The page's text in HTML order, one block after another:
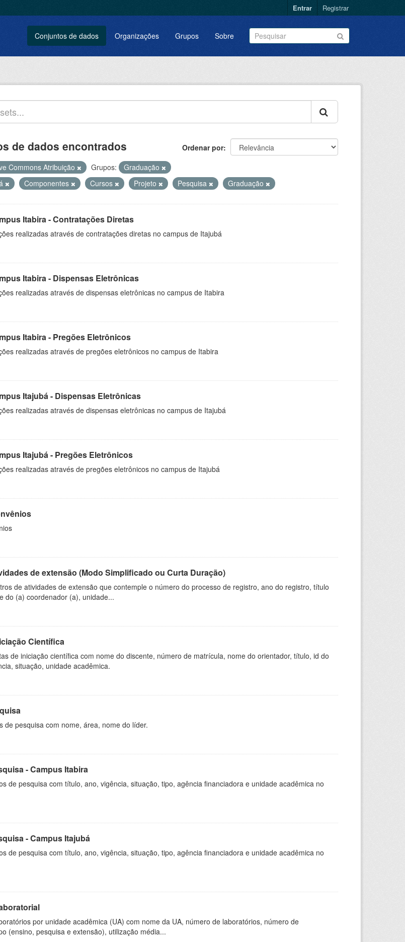
Entrar Registrar
Conjuntos de dados Organizações Grupos Sobre
Ordenar por
de dados encontrados
Commons Atribuição Grupos:
Graduação
Componentes Cursos Projeto Pesquisa Graduação
Itabira - Contratações Diretas
realizadas através de contratações diretas no campus de Itajubá
Itabira - Dispensas Eletrônicas
realizadas através de dispensas eletrônicas no campus de Itabira
Itabira - Pregões Eletrônicos
realizadas através de pregões eletrônicos no campus de Itabira
Itajubá - Dispensas Eletrônicas
realizadas através de dispensas eletrônicas no campus de Itajubá
Itajubá - Pregões Eletrônicos
realizadas através de pregões eletrônicos no campus de Itajubá
de extensão (Modo Simplificado ou Curta Duração)
de atividades de extensão que contemple o número do processo de registro, ano do registro, título
do (a) coordenador (a), unidade...
Científica
de iniciação científica com nome do discente, número de matrícula, nome do orientador, título, id do
situação, unidade acadêmica.
de pesquisa com nome, área, nome do líder.
- Campus Itabira
de pesquisa com título, ano, vigência, situação, tipo, agência financiadora e unidade acadêmica no
- Campus Itajubá
de pesquisa com título, ano, vigência, situação, tipo, agência financiadora e unidade acadêmica no
por unidade acadêmica (UA) com nome da UA, número de laboratórios, número de
(ensino, pesquisa e extensão), utilização média...